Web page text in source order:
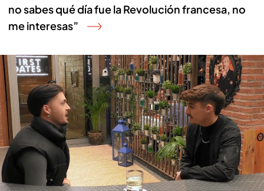
no sabes qué día fue la Revolución francesa, no
me interesas”